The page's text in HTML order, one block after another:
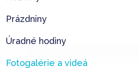
Prázdniny
Úradné hodiny
Fotogalérie a videá